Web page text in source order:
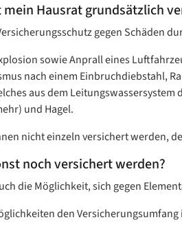
mein Hausrat grundsätzlich
gegen Schäden
sowie Anprall eines
nach einem Einbruchdiebstahl,
aus dem
und Hagel.
nicht einzeln versichert werden,
noch versichert werden?
die Möglichkeit, sich gegen
den